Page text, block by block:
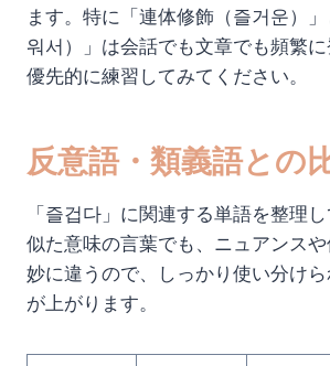
ます。特に「連体修飾（즐거운）
워서）」は会話でも文章でも頻繁に
優先的に練習してみてください。
反意語・類義語との
「즐겁다」に関連する単語を整理し
似た意味の言葉でも、ニュアンス
妙に違うので、しっかり使い分け
が上がります。